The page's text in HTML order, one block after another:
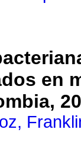
en